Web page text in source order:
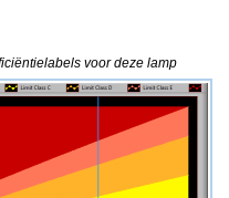
voor deze lamp